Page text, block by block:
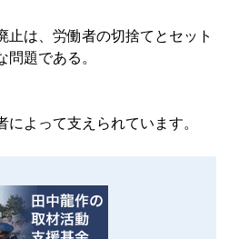
は、労働者の切捨てとセット
題である。
よって支えられています。